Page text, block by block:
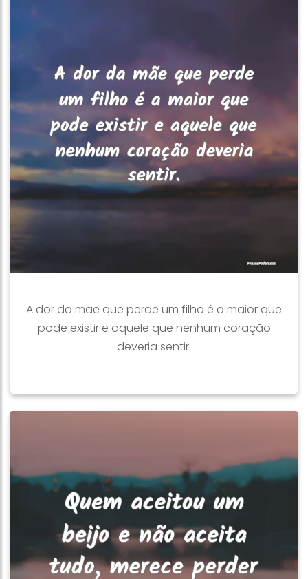
A dor da mãe que perde um filho é a maior que
pode existir e aquele que nenhum coração
deveria sentir.